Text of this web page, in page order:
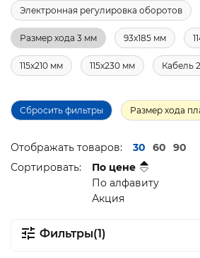
Электронная регулировка оборотов
Размер хода 3 мм 93x185 мм
115x210 мм 115x230 мм Кабель
Сбросить фильтры Размер хода
Отображать товаров: 30 60
90
Сортировать:
По цене
По алфавиту
Акция
Фильтры(1)